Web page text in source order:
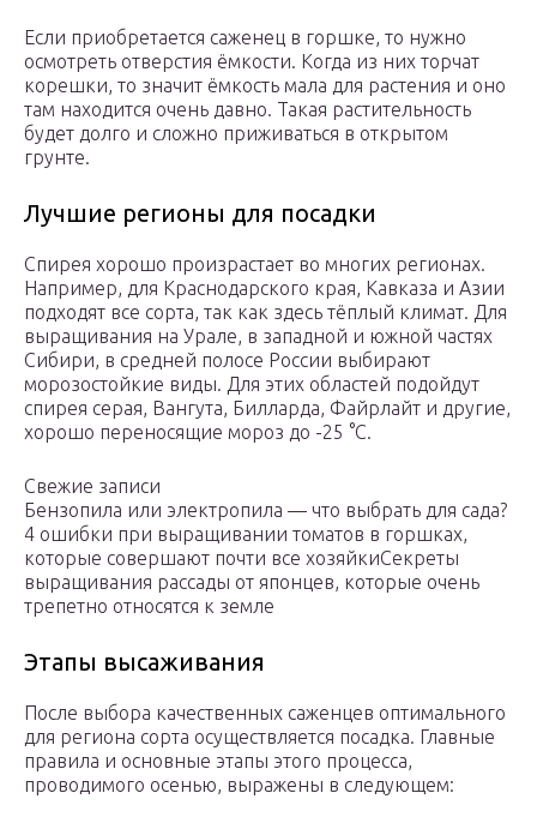
Если приобретается саженец в горшке, то нужно
осмотреть отверстия ёмкости. Когда из них торчат
корешки, то значит ёмкость мала для растения и оно
там находится очень давно. Такая растительность
будет долго и сложно приживаться в открытом
грунте.
Лучшие регионы для посадки
Спирея хорошо произрастает во многих регионах.
Например, для Краснодарского края, Кавказа и Азии
подходят все сорта, так как здесь тёплый климат. Для
выращивания на Урале, в западной и южной частях
Сибири, в средней полосе России выбирают
морозостойкие виды. Для этих областей подойдут
спирея серая, Вангута, Билларда, Файрлайт и другие,
хорошо переносящие мороз до -25 °C.
Свежие записи
Бензопила или электропила — что выбрать для сада?
4 ошибки при выращивании томатов в горшках,
которые совершают почти все хозяйкиСекреты
выращивания рассады от японцев, которые очень
трепетно относятся к земле
Этапы высаживания
После выбора качественных саженцев оптимального
для региона сорта осуществляется посадка. Главные
правила и основные этапы этого процесса,
проводимого осенью, выражены в следующем: